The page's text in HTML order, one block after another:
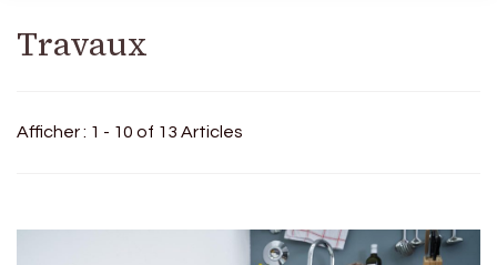
Travaux
Afficher : 1 - 10 of 13 Articles